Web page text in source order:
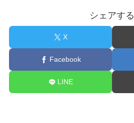
シェアする
X
Facebook
LINE